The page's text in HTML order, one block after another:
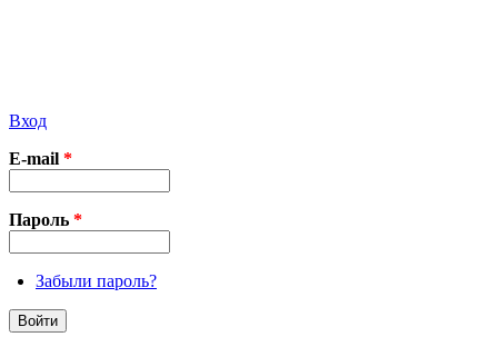
Вход
E-mail *
Пароль *
Забыли пароль?